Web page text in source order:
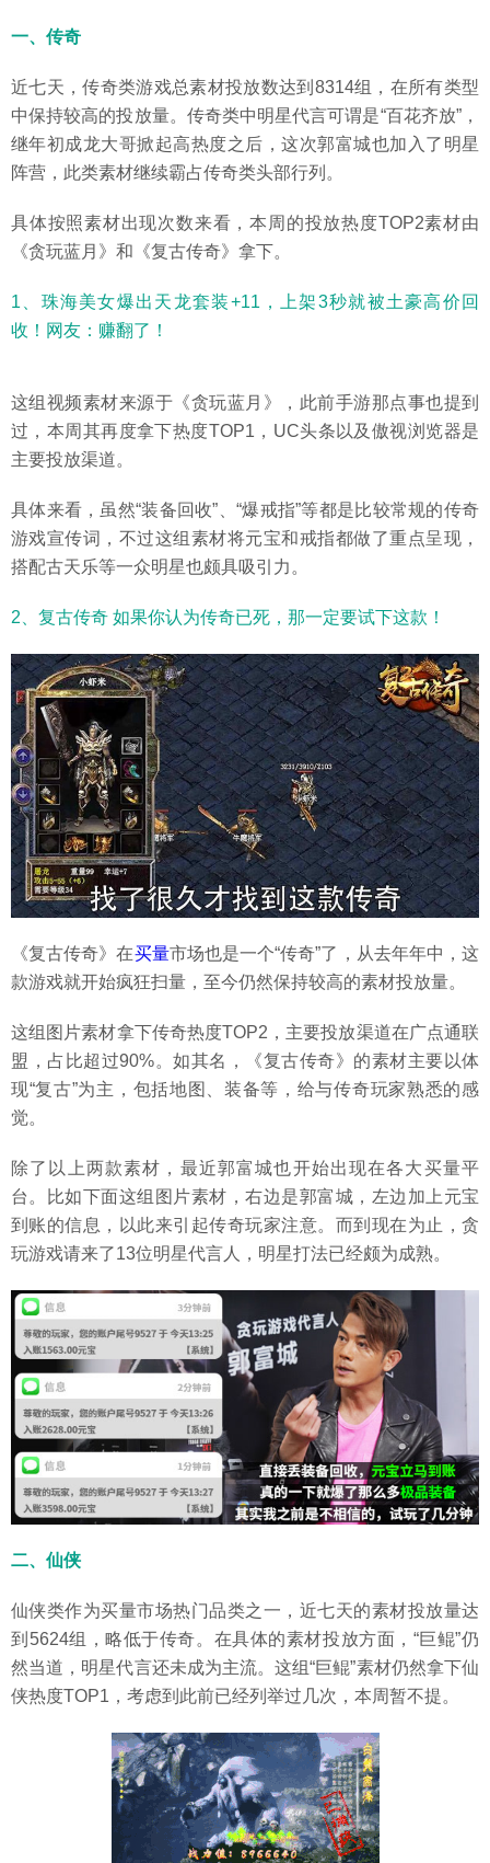
一、传奇
近七天，传奇类游戏总素材投放数达到8314组，在所有类型
中保持较高的投放量。传奇类中明星代言可谓是“百花齐放”，
继年初成龙大哥掀起高热度之后，这次郭富城也加入了明星
阵营，此类素材继续霸占传奇类头部行列。
具体按照素材出现次数来看，本周的投放热度TOP2素材由
《贪玩蓝月》和《复古传奇》拿下。
1、珠海美女爆出天龙套装+11，上架3秒就被土豪高价回
收！网友：赚翻了！
这组视频素材来源于《贪玩蓝月》，此前手游那点事也提到
过，本周其再度拿下热度TOP1，UC头条以及傲视浏览器是
主要投放渠道。
具体来看，虽然“装备回收”、“爆戒指”等都是比较常规的传奇
游戏宣传词，不过这组素材将元宝和戒指都做了重点呈现，
搭配古天乐等一众明星也颇具吸引力。
2、复古传奇 如果你认为传奇已死，那一定要试下这款！
《复古传奇》在买量市场也是一个“传奇”了，从去年年中，这
款游戏就开始疯狂扫量，至今仍然保持较高的素材投放量。
这组图片素材拿下传奇热度TOP2，主要投放渠道在广点通联
盟，占比超过90%。如其名，《复古传奇》的素材主要以体
现“复古”为主，包括地图、装备等，给与传奇玩家熟悉的感
觉。
除了以上两款素材，最近郭富城也开始出现在各大买量平
台。比如下面这组图片素材，右边是郭富城，左边加上元宝
到账的信息，以此来引起传奇玩家注意。而到现在为止，贪
玩游戏请来了13位明星代言人，明星打法已经颇为成熟。
二、仙侠
仙侠类作为买量市场热门品类之一，近七天的素材投放量达
到5624组，略低于传奇。在具体的素材投放方面，“巨鲲”仍
然当道，明星代言还未成为主流。这组“巨鲲”素材仍然拿下仙
侠热度TOP1，考虑到此前已经列举过几次，本周暂不提。